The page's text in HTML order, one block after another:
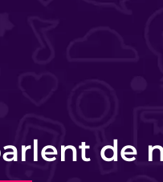
de
réactive. De très bons